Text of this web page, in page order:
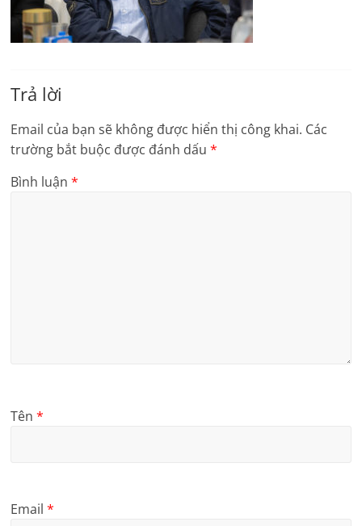
Trả lời
Email của bạn sẽ không được hiển thị công khai. Các
trường bắt buộc được đánh dấu*
Bình luận*
Tên*
Email*